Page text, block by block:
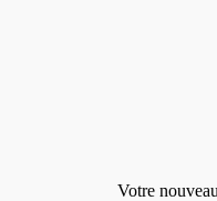
Votre